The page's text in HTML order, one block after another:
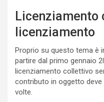
licenziamento
Proprio su questo tema è
partire dal primo gennaio
licenziamento collettivo
contributo in oggetto
volte.